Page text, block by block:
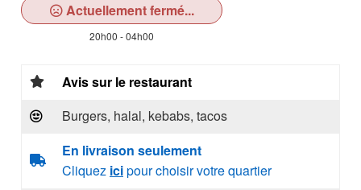
Actuellement fermé...
20h00 - 04h00
Avis sur le restaurant
Burgers, halal, kebabs, tacos
En livraison seulement
Cliquez icipour choisir votre quartier